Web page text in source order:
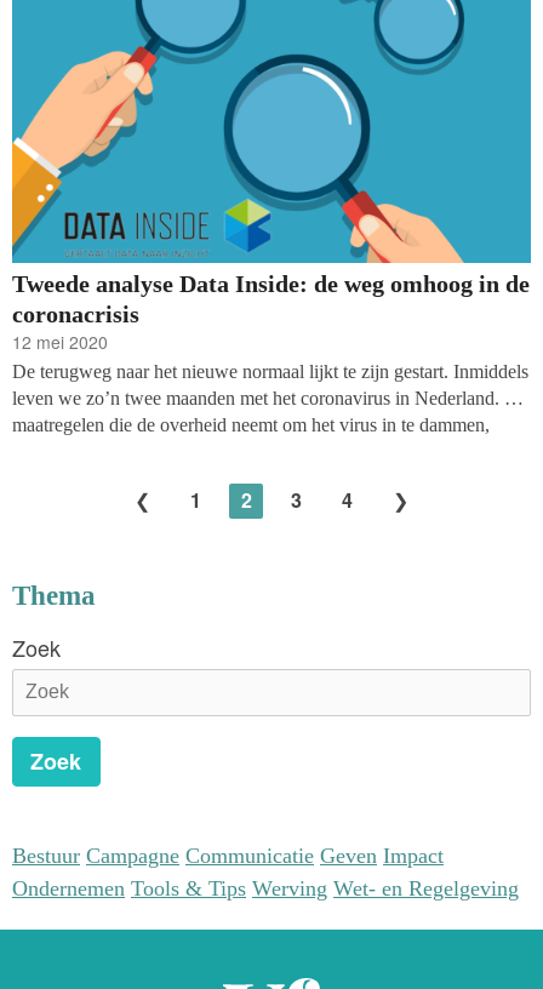
Tweede analyse Data Inside: de weg omhoog in de
coronacrisis
12 mei 2020
De terugweg naar het nieuwe normaal lijkt te zijn gestart. Inmiddels
leven we zo’n twee maanden met het coronavirus in Nederland. De
maatregelen die de overheid neemt om het virus in te dammen,
fondsenwervend Nederland leeft onzekerheid. Blijven mensen
geven? En hoe bereik ik voldoende (nieuwe) donateurs nu dit
1 2 3 4
Thema
Zoek
Zoek
Bestuur Campagne Communicatie Geven Impact
Ondernemen Tools & Tips Werving Wet- en Regelgeving